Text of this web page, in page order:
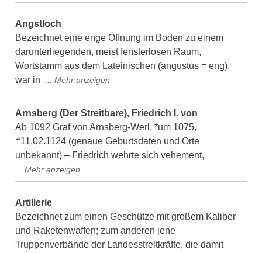
Angstloch
Bezeichnet eine enge Öffnung im Boden zu einem
darunterliegenden, meist fensterlosen Raum,
Wortstamm aus dem Lateinischen (angustus = eng),
war in
Arnsberg (Der Streitbare), Friedrich I. von
Ab 1092 Graf von Arnsberg-Werl, *um 1075,
†11.02.1124 (genaue Geburtsdaten und Orte
unbekannt) – Friedrich wehrte sich vehement,
Artillerie
Bezeichnet zum einen Geschütze mit großem Kaliber
und Raketenwaffen; zum anderen jene
Truppenverbände der Landesstreitkräfte, die damit